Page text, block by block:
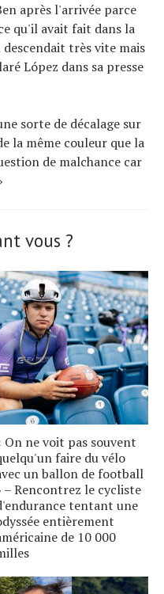
après l'arrivée parce
qu'il avait fait dans la
très vite mais
López dans sa presse
sorte de décalage sur
la même couleur que la
de malchance car
vous ?
On ne voit pas souvent
faire du vélo
un ballon de football
– Rencontrez le cycliste
tentant une
entièrement
de 10 000